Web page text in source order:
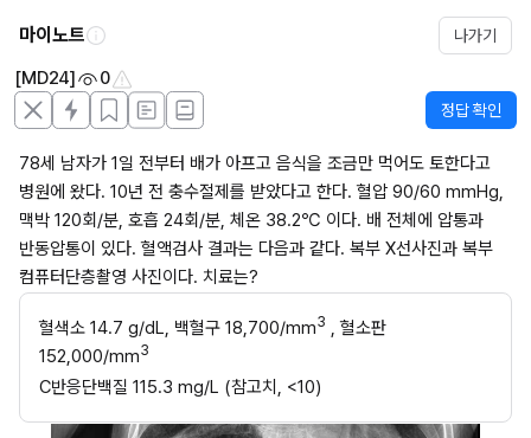
마이노트 나가기
[MD24] 0
정답 확인
78세 남자가 1일 전부터 배가 아프고 음식을 조금만 먹어도 토한다고
병원에 왔다. 10년 전 충수절제를 받았다고 한다. 혈압 90/60 mmHg,
맥박 120회/분, 호흡 24회/분, 체온 38.2℃ 이다. 배 전체에 압통과
반동압통이 있다. 혈액검사 결과는 다음과 같다. 복부 X선사진과 복부
컴퓨터단층촬영 사진이다. 치료는?
혈색소 14.7 g/dL, 백혈구 18,700/mm3 , 혈소판
152,000/mm3
C반응단백질 115.3 mg/L (참고치, <10)